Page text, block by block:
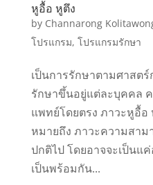
หูอื้อ หูตึง
by Channarong
โปรแกรม, โปรแกรมรักษา
เป็นการรักษาตามศาสต
รักษาขึ้นอยู่แต่ละบุคคล
แพทย์โดยตรง ภาวะหูอื้
หมายถึง ภาวะความสาม
ปกติไป โดยอาจจะเป็นแ
เป็นพร้อมกัน...